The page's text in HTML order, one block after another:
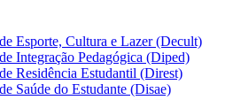
Esporte, Cultura e Lazer (Decult)
Integração Pedagógica (Diped)
Residência Estudantil (Direst)
Saúde do Estudante (Disae)